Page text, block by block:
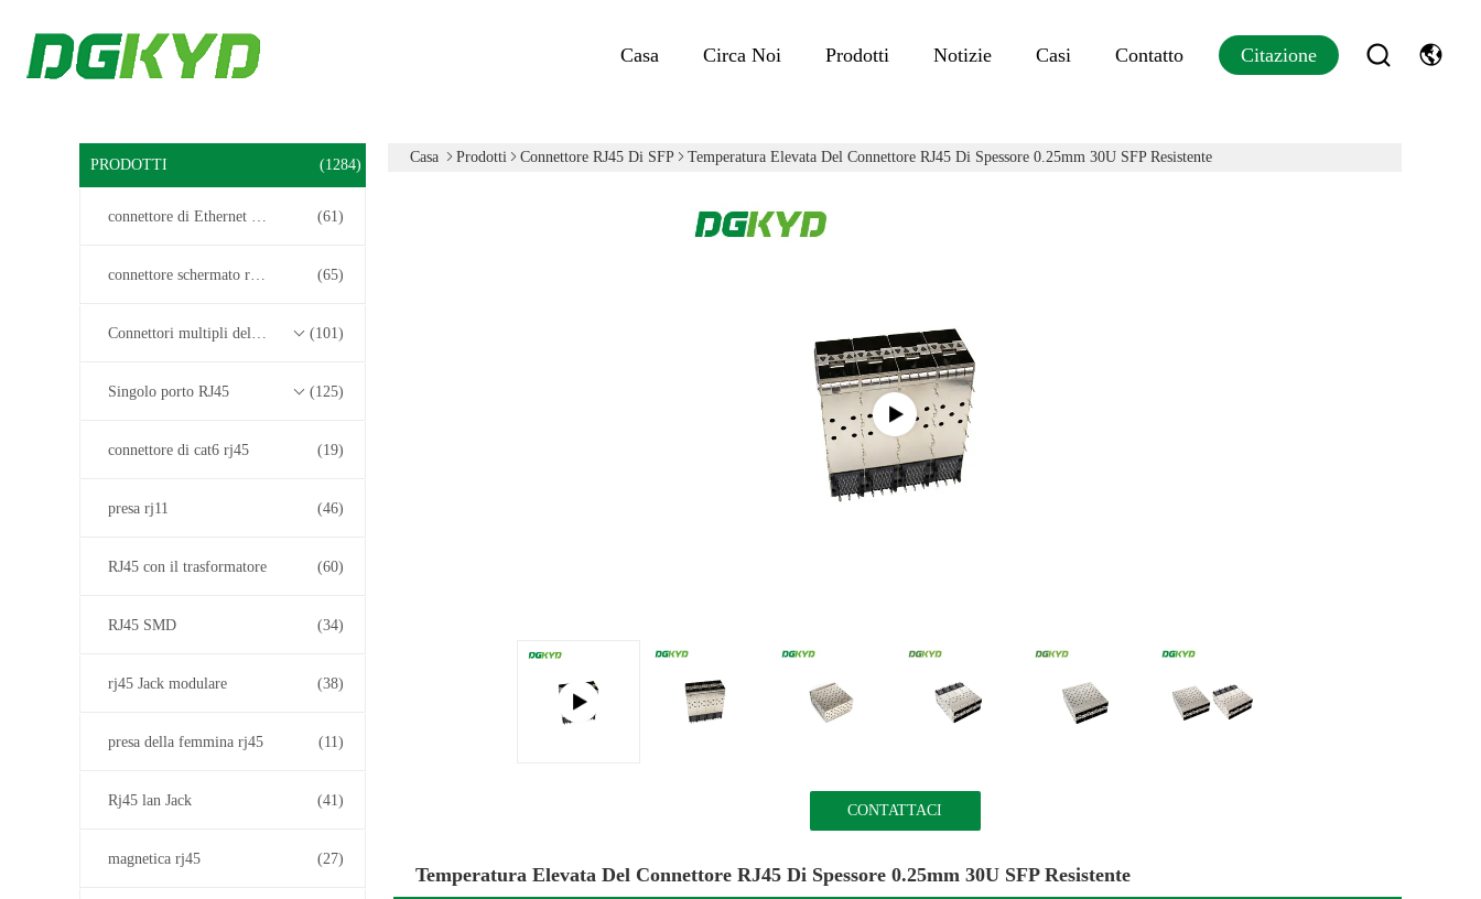
Casa Circa Noi Prodotti Notizie Casi Contatto Citazione
PRODOTTI (1284)
connettore di Ethernet rj45 (61)
connettore schermato rj45 (65)
Connettori multipli del porto RJ45 (101)
Singolo porto RJ45 (125)
connettore di cat6 rj45 (19)
presa rj11 (46)
RJ45 con il trasformatore (60)
RJ45 SMD (34)
rj45 Jack modulare (38)
presa della femmina rj45 (11)
Rj45 lan Jack (41)
magnetica rj45 (27)
Casa Prodotti Connettore RJ45 Di SFP Temperatura Elevata Del Connettore RJ45 Di Spessore 0.25mm 30U SFP Resistente
CONTATTACI
Temperatura Elevata Del Connettore RJ45 Di Spessore 0.25mm 30U SFP Resistente